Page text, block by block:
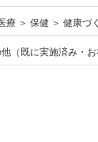
療 ＞ 保健 ＞ 健康づ
（既に実施済み・お